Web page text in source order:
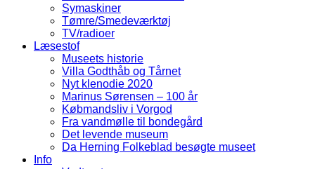
Symaskiner
Tømre/Smedeværktøj
TV/radioer
Læsestof
Museets historie
Villa Godthåb og Tårnet
Nyt klenodie 2020
Marinus Sørensen – 100 år
Købmandsliv i Vorgod
Fra vandmølle til bondegård
Det levende museum
Da Herning Folkeblad besøgte museet
Info